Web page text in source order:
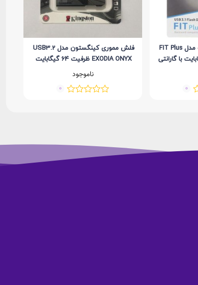
فلش مموری سامسونگ مدل FIT Plus
0
فلش مموری کینگستون مدل USB3.2
EXODIA ONYX ظرفیت 64 گیگابایت
ناموجود
0